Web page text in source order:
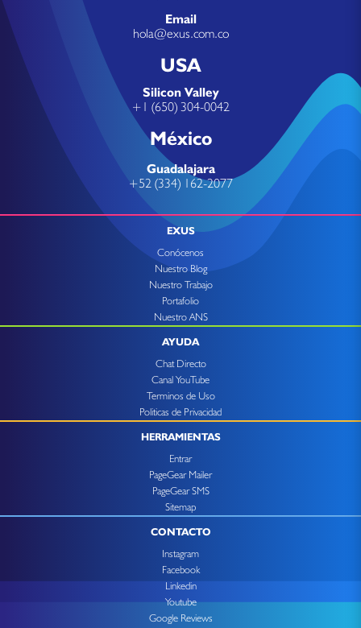
Email
hola@exus.com.co
USA
Silicon Valley
+1 (650) 304-0042
México
Guadalajara
+52 (334) 162-2077
EXUS
Conócenos
Nuestro Blog
Nuestro Trabajo
Portafolio
Nuestro ANS
AYUDA
Chat Directo
Canal YouTube
Terminos de Uso
Politicas de Privacidad
HERRAMIENTAS
Entrar
PageGear Mailer
PageGear SMS
Sitemap
CONTACTO
Instagram
Facebook
Linkedin
Youtube
Google Reviews